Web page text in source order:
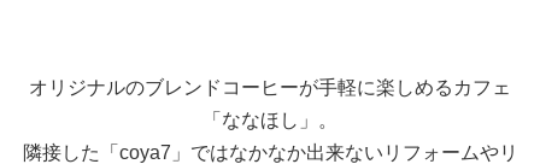
オリジナルのブレンドコーヒーが手軽に楽しめるカフェ
「ななほし」。
隣接した「coya7」ではなかなか出来ないリフォームやリ